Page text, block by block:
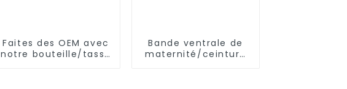
Faites des OEM avec
notre bouteille/tasse
Bande ventrale de
maternité/ceinture